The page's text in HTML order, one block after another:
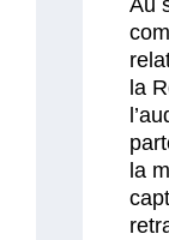
Au
la
la